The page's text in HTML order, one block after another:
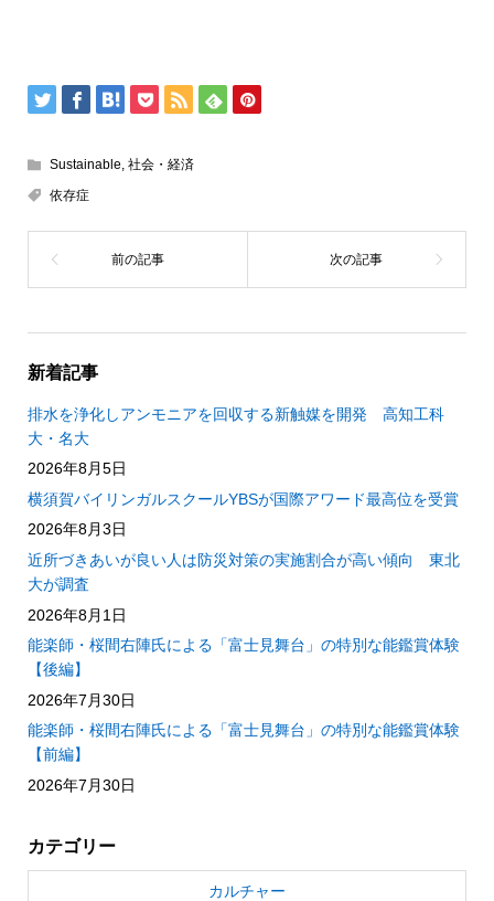
Sustainable 社会・経済
依存症
新着記事
排水を浄化しアンモニアを回収する新触媒を開発 高知工科
大・名大
2026年8月5日
横須賀バイリンガルスクールYBSが国際アワード最高位を受賞
2026年8月3日
近所づきあいが良い人は防災対策の実施割合が高い傾向 東北
大が調査
2026年8月1日
能楽師・桜間右陣氏による「富士見舞台」の特別な能鑑賞体験
【後編】
2026年7月30日
能楽師・桜間右陣氏による「富士見舞台」の特別な能鑑賞体験
【前編】
2026年7月30日
カテゴリー
カルチャー